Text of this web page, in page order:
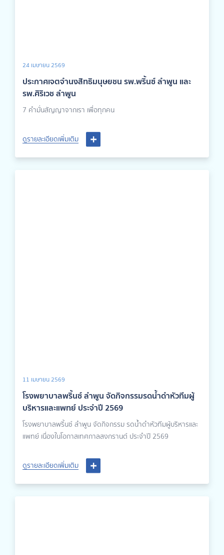
24 เมษายน 2569
ประกาศเจตจำนงสิทธิมนุษยชน รพ.พริ้นซ์ ลำพูน และ
รพ.ศิริเวช ลำพูน
7 คำมั่นสัญญาจากเรา เพื่อทุกคน
ดูรายละเอียดเพิ่มเติม
11 เมษายน 2569
โรงพยาบาลพริ้นซ์ ลำพูน จัดกิจกรรมรดน้ำดำหัวทีมผู้
บริหารและแพทย์ ประจำปี 2569
โรงพยาบาลพริ้นซ์ ลำพูน จัดกิจกรรม รดน้ำดำหัวทีมผู้บริหารและ
แพทย์ เนื่องในโอกาสเทศกาลสงกรานต์ ประจำปี 2569
ดูรายละเอียดเพิ่มเติม